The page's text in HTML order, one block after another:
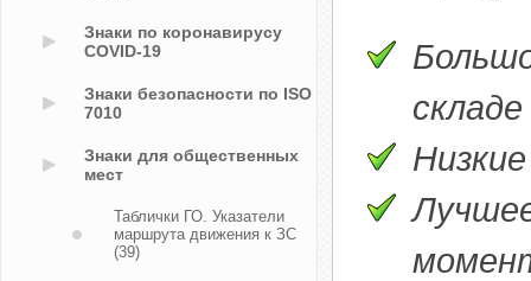
складе
Знаки по коронавирусу
COVID-19
Знаки безопасности по ISO
7010
Знаки для общественных
мест
Таблички ГО. Указатели
маршрута движения к ЗС
(39)